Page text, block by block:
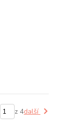
z 4další